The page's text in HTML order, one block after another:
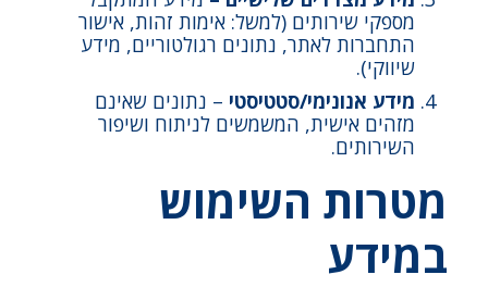
מספקי שירותים (למשל: אימות זהות, אישור
התחברות לאתר, נתונים רגולטוריים, מידע
שיווקי).
מידע אנונימי/סטטיסטי – נתונים שאינם
מזהים אישית, המשמשים לניתוח ושיפור
השירותים.
מטרות השימוש
במידע